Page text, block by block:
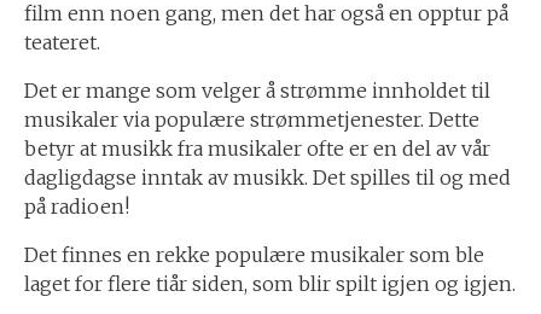
film enn noen gang, men det har også en opptur på
teateret.
Det er mange som velger å strømme innholdet til
musikaler via populære strømmetjenester. Dette
betyr at musikk fra musikaler ofte er en del av vår
dagligdagse inntak av musikk. Det spilles til og med
på radioen!
Det finnes en rekke populære musikaler som ble
laget for flere tiår siden, som blir spilt igjen og igjen.